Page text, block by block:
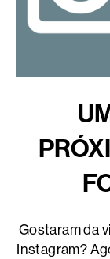
Gostaram da
Instagram?